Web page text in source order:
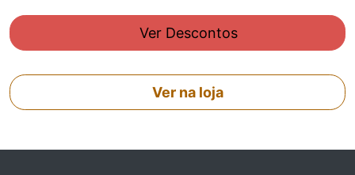
Ver Descontos
Ver na loja